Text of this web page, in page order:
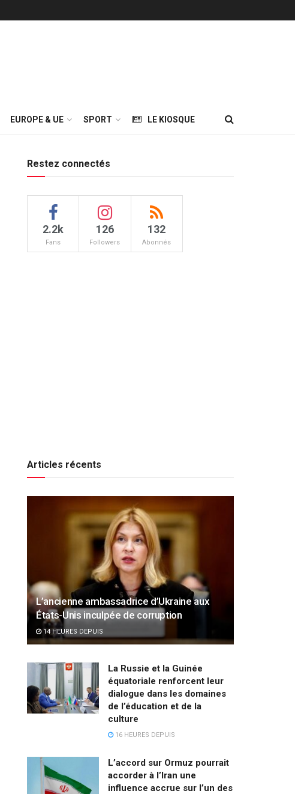
EUROPE & UE SPORT LE KIOSQUE
Restez connectés
2.2k
Fans
126
Followers
132
Abonnés
Articles récents
L’ancienne ambassadrice d’Ukraine aux
États-Unis inculpée de corruption
14 HEURES DEPUIS
La Russie et la Guinée
équatoriale renforcent leur
dialogue dans les domaines
de l’éducation et de la
culture
16 HEURES DEPUIS
L’accord sur Ormuz pourrait
accorder à l’Iran une
influence accrue sur l’un des